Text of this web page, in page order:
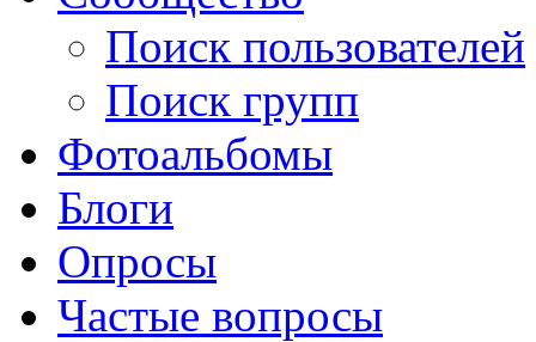
Поиск пользователей
Поиск групп
Фотоальбомы
Блоги
Опросы
Частые вопросы